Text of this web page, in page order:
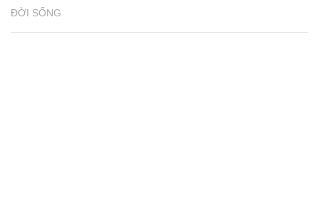
ĐỜI SỐNG